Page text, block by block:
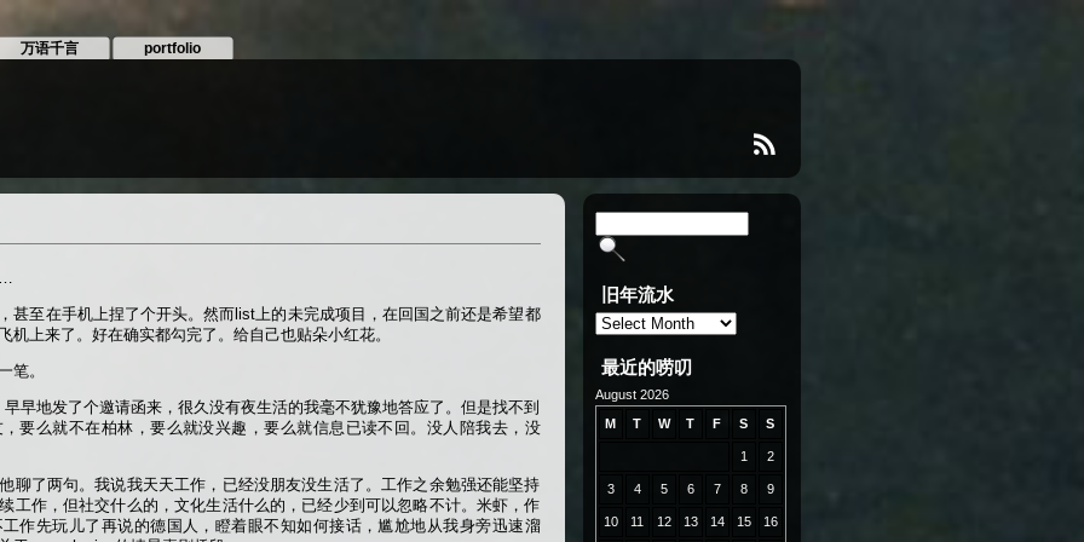
万语千言 portfolio
…
甚至在手机上捏了个开头。然而list上的未完成项目，在回国之前还是希望都
机上来了。好在确实都勾完了。给自己也贴朵小红花。
笔。
早地发了个邀请函来，很久没有夜生活的我毫不犹豫地答应了。但是找不到
要么就不在柏林，要么就没兴趣，要么就信息已读不回。没人陪我去，没
聊了两句。我说我天天工作，已经没朋友没生活了。工作之余勉强还能坚持
工作，但社交什么的，文化生活什么的，已经少到可以忽略不计。米虾，作
作先玩儿了再说的德国人，瞪着眼不知如何接话，尴尬地从我身旁迅速溜
旧年流水
旧
流最近的唠叨
August 2026
M
T W T F S S
1 2
3 4 5 6 7 8 9
10 11 12 13 14 15 16